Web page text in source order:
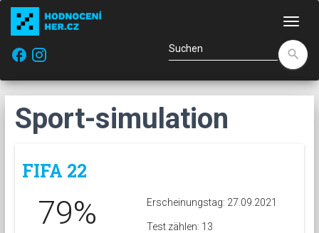
facebook
search
Sport-simulation
FIFA 22
79% Erscheinungstag: 27.09.2021
Test zählen: 13